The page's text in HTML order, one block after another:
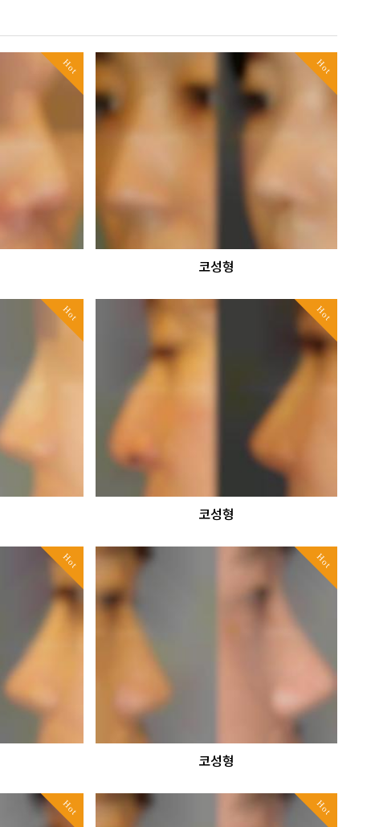
Hot Hot
코성형
Hot Hot
코성형
Hot Hot
코성형
Hot Hot